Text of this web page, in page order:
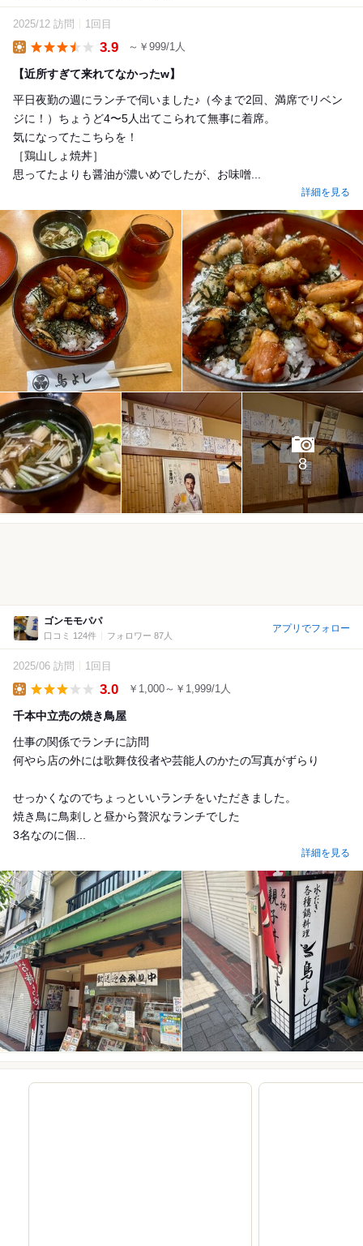
2025/12 訪問 1回目
3.9 ～￥999/1人
【近所すぎて来れてなかったw】
平日夜勤の週にランチで伺いました♪（今まで2回、満席でリベン
ジに！）ちょうど4〜5人出てこられて無事に着席。
気になってたこちらを！
［鶏山しょ焼丼］
思ってたよりも醤油が濃いめでしたが、お味噌...
詳細を見る
8
ゴンモモパパ
口コミ 124件 フォロワー 87人
アプリでフォロー
2025/06 訪問 1回目
3.0 ￥1,000～￥1,999/1人
千本中立売の焼き鳥屋
仕事の関係でランチに訪問
何やら店の外には歌舞伎役者や芸能人のかたの写真がずらり
せっかくなのでちょっといいランチをいただきました。
焼き鳥に鳥刺しと昼から贅沢なランチでした
3名なのに個...
詳細を見る